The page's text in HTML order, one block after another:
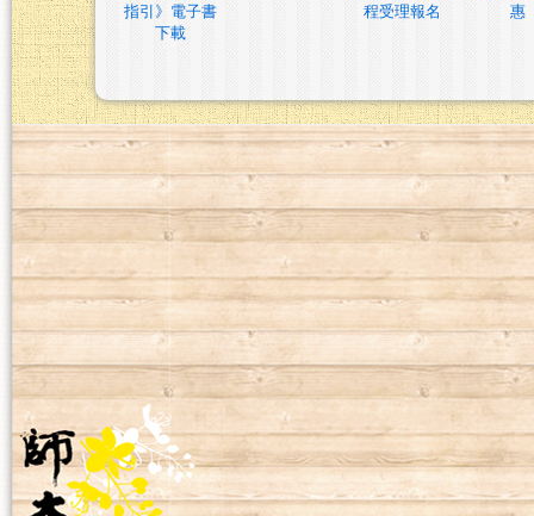
指引》電子書
下載
程受理報名
惠